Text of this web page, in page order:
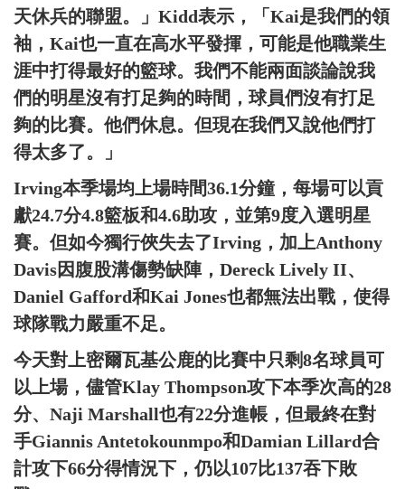
天休兵的聯盟。」Kidd表示，「Kai是我們的領
袖，Kai也一直在高水平發揮，可能是他職業生
涯中打得最好的籃球。我們不能兩面談論說我
們的明星沒有打足夠的時間，球員們沒有打足
夠的比賽。他們休息。但現在我們又說他們打
得太多了。」
Irving本季場均上場時間36.1分鐘，每場可以貢
獻24.7分4.8籃板和4.6助攻，並第9度入選明星
賽。但如今獨行俠失去了Irving，加上Anthony
Davis因腹股溝傷勢缺陣，Dereck Lively II、
Daniel Gafford和Kai Jones也都無法出戰，使得
球隊戰力嚴重不足。
今天對上密爾瓦基公鹿的比賽中只剩8名球員可
以上場，儘管Klay Thompson攻下本季次高的28
分、Naji Marshall也有22分進帳，但最終在對
手Giannis Antetokounmpo和Damian Lillard合
計攻下66分得情況下，仍以107比137吞下敗